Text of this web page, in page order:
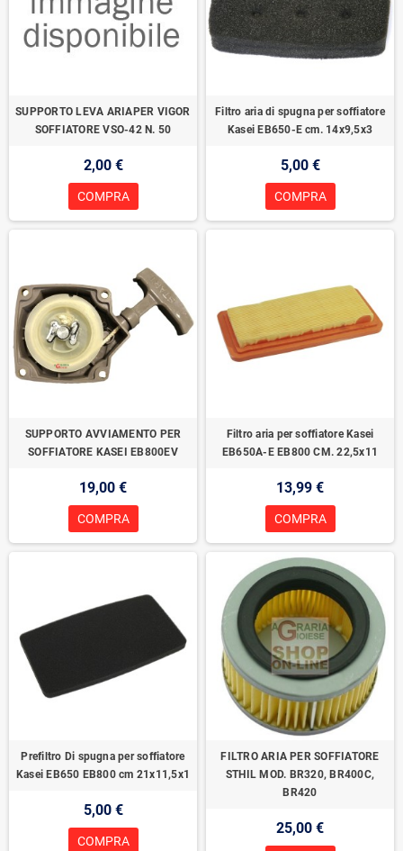
SUPPORTO LEVA ARIAPER VIGOR
SOFFIATORE VSO-42 N. 50
2,00 €
COMPRA
Filtro aria di spugna per soffiatore
Kasei EB650-E cm. 14x9,5x3
5,00 €
COMPRA
SUPPORTO AVVIAMENTO PER
SOFFIATORE KASEI EB800EV
19,00 €
COMPRA
Filtro aria per soffiatore Kasei
EB650A-E EB800 CM. 22,5x11
13,99 €
COMPRA
Prefiltro Di spugna per soffiatore
Kasei EB650 EB800 cm 21x11,5x1
5,00 €
COMPRA
FILTRO ARIA PER SOFFIATORE
STHIL MOD. BR320, BR400C,
BR420
25,00 €